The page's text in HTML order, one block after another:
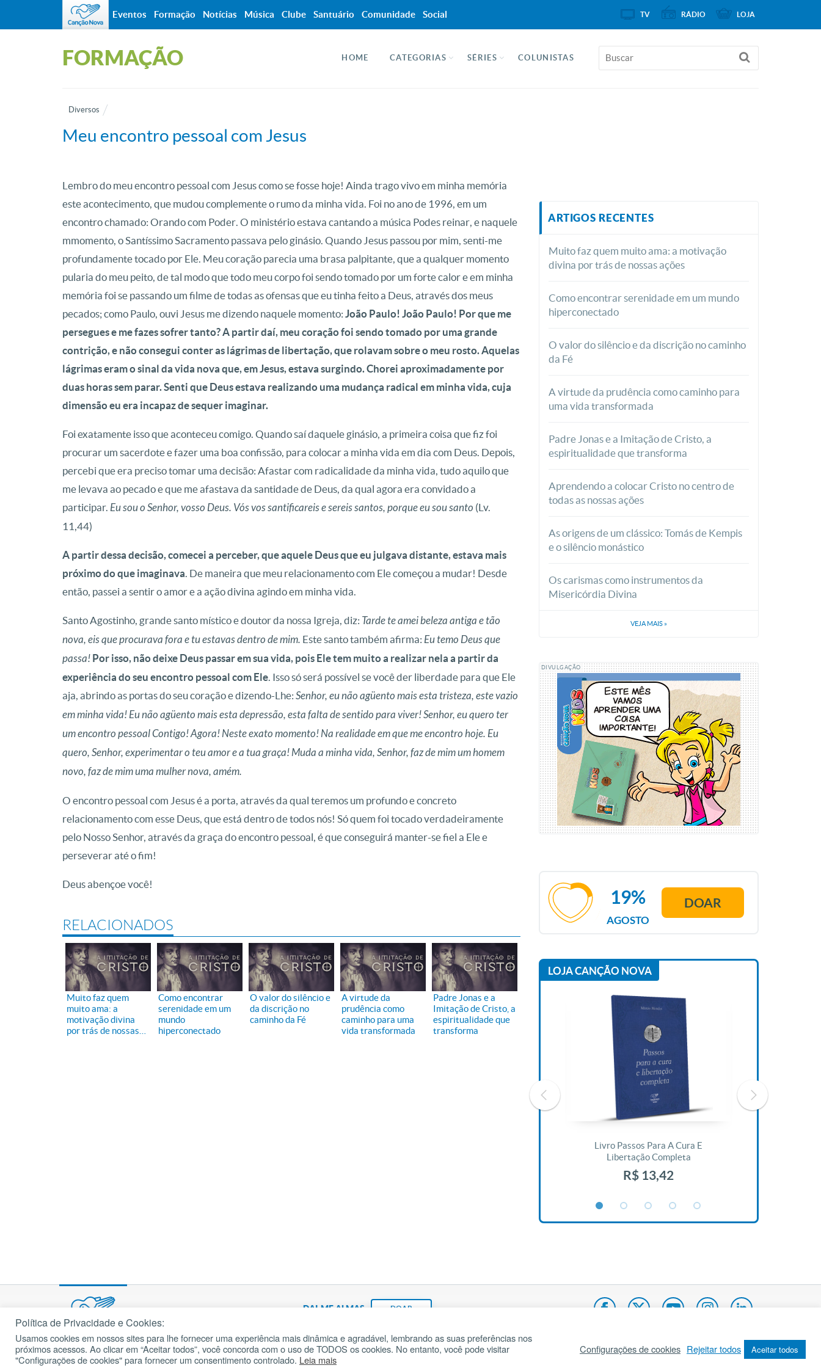
FORMAÇÃO HOME CATEGORIAS SÉRIES COLUNISTAS
Diversos
Meu encontro pessoal com Jesus
Lembro do meu encontro pessoal com Jesus como se fosse hoje! Ainda trago vivo em minha memória
este acontecimento, que mudou complemente o rumo da minha vida. Foi no ano de 1996, em um
encontro chamado: Orando com Poder. O ministério estava cantando a música Podes reinar, e naquele
mmomento, o Santíssimo Sacramento passava pelo ginásio. Quando Jesus passou por mim, senti-me
profundamente tocado por Ele. Meu coração parecia uma brasa palpitante, que a qualquer momento
pularia do meu peito, de tal modo que todo meu corpo foi sendo tomado por um forte calor e em minha
memória foi se passando um filme de todas as ofensas que eu tinha feito a Deus, através dos meus
pecados; como Paulo, ouvi Jesus me dizendo naquele momento: João Paulo! João Paulo! Por que me
persegues e me fazes sofrer tanto? A partir daí, meu coração foi sendo tomado por uma grande
contrição, e não consegui conter as lágrimas de libertação, que rolavam sobre o meu rosto. Aquelas
lágrimas eram o sinal da vida nova que, em Jesus, estava surgindo. Chorei aproximadamente por
duas horas sem parar. Senti que Deus estava realizando uma mudança radical em minha vida, cuja
dimensão eu era incapaz de sequer imaginar.
Foi exatamente isso que aconteceu comigo. Quando saí daquele ginásio, a primeira coisa que fiz foi
procurar um sacerdote e fazer uma boa confissão, para colocar a minha vida em dia com Deus. Depois,
percebi que era preciso tomar uma decisão: Afastar com radicalidade da minha vida, tudo aquilo que
me levava ao pecado e que me afastava da santidade de Deus, da qual agora era convidado a
participar. Eu sou o Senhor, vosso Deus. Vós vos santificareis e sereis santos, porque eu sou santo (Lv.
11,44)
A partir dessa decisão, comecei a perceber, que aquele Deus que eu julgava distante, estava mais
próximo do que imaginava. De maneira que meu relacionamento com Ele começou a mudar! Desde
então, passei a sentir o amor e a ação divina agindo em minha vida.
Santo Agostinho, grande santo místico e doutor da nossa Igreja, diz: Tarde te amei beleza antiga e tão
nova, eis que procurava fora e tu estavas dentro de mim. Este santo também afirma: Eu temo Deus que
passa! Por isso, não deixe Deus passar em sua vida, pois Ele tem muito a realizar nela a partir da
experiência do seu encontro pessoal com Ele. Isso só será possível se você der liberdade para que Ele
aja, abrindo as portas do seu coração e dizendo-Lhe: Senhor, eu não agüento mais esta tristeza, este vazio
em minha vida! Eu não agüento mais esta depressão, esta falta de sentido para viver! Senhor, eu quero ter
um encontro pessoal Contigo! Agora! Neste exato momento! Na realidade em que me encontro hoje. Eu
quero, Senhor, experimentar o teu amor e a tua graça! Muda a minha vida, Senhor, faz de mim um homem
novo, faz de mim uma mulher nova, amém.
O encontro pessoal com Jesus é a porta, através da qual teremos um profundo e concreto
relacionamento com esse Deus, que está dentro de todos nós! Só quem foi tocado verdadeiramente
pelo Nosso Senhor, através da graça do encontro pessoal, é que conseguirá manter-se fiel a Ele e
perseverar até o fim!
Deus abençoe você!
RELACIONADOS
Muito faz quem
muito ama: a
motivação divina
por trás de nossas
Como encontrar
serenidade em um
mundo
hiperconectado
O valor do silêncio e
da discrição no
caminho da Fé
A virtude da
prudência como
caminho para uma
vida transformada
Padre Jonas e a
Imitação de Cristo, a
espiritualidade que
transforma
ARTIGOS RECENTES
Muito faz quem muito ama: a motivação
divina por trás de nossas ações
Como encontrar serenidade em um mundo
hiperconectado
O valor do silêncio e da discrição no caminho
da Fé
A virtude da prudência como caminho para
uma vida transformada
Padre Jonas e a Imitação de Cristo, a
espiritualidade que transforma
Aprendendo a colocar Cristo no centro de
todas as nossas ações
As origens de um clássico: Tomás de Kempis
e o silêncio monástico
Os carismas como instrumentos da
Misericórdia Divina
VEJA MAIS »
DIVULGAÇÃO
AGOSTO
19% DOAR
LOJA CANÇÃO NOVA
Livro Passos Para A Cura E
Libertação Completa
R$ 13,42
Eventos Formação Notícias Música Clube Santuário Comunidade Social TV RÁDIO LOJA
DAI-ME ALMAS DOAR
Fundação João Paulo II Pedido de Oração Mapa do site Internacional
cancaonova.com© 2002 – 2026
Todos os direitos reservados.
Política de Privacidade e Cookies:
Usamos cookies em nossos sites para lhe fornecer uma experiência mais dinâmica e agradável, lembrando as suas preferências nos
próximos acessos. Ao clicar em “Aceitar todos”, você concorda com o uso de TODOS os cookies. No entanto, você pode visitar
"Configurações de cookies" para fornecer um consentimento controlado. Leia mais
Configurações de cookies Rejeitar todos Aceitar todos